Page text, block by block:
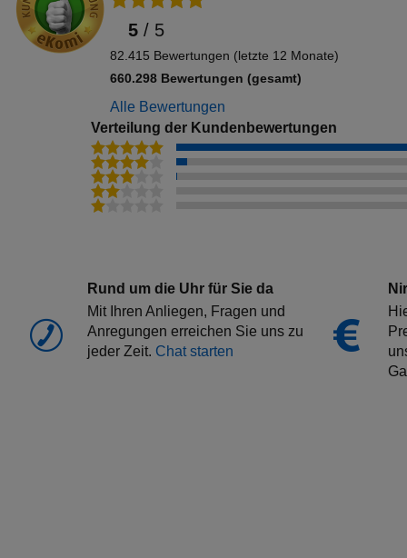
5 / 5
82.415 Bewertungen (letzte 12 Monate)
660.298 Bewertungen (gesamt)
Alle Bewertungen
Verteilung der Kundenbewertungen
Rund um die Uhr für Sie da
Mit Ihren Anliegen, Fragen und
Anregungen erreichen Sie uns zu
jeder Zeit. Chat starten